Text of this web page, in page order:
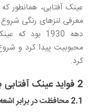
معرفی لنزهای رنگی
دهه 1930
محبوبیت پیدا کرد و
کرد.
2 فواید عینک آفتابی برای سلامتی
2.1 محافظت در برابر اشعه ماوراء بنفش